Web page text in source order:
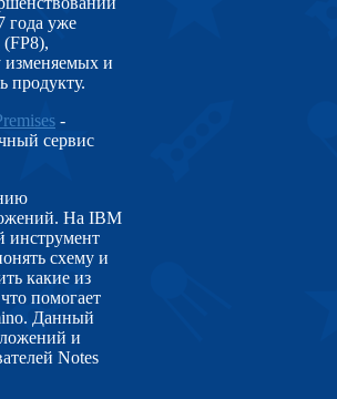
года уже
(FP8),
изменяемых и
продукту.
-
сервис
На IBM
инструмент
схему и
какие из
помогает
Данный
и
Notes